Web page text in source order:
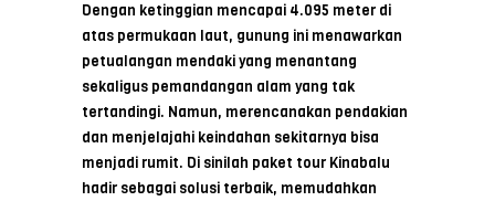
Dengan ketinggian mencapai 4.095 meter di
atas permukaan laut, gunung ini menawarkan
petualangan mendaki yang menantang
sekaligus pemandangan alam yang tak
tertandingi. Namun, merencanakan pendakian
dan menjelajahi keindahan sekitarnya bisa
menjadi rumit. Di sinilah paket tour Kinabalu
hadir sebagai solusi terbaik, memudahkan